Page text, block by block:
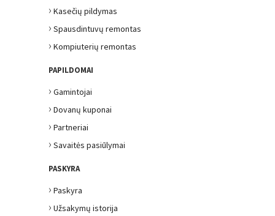
› Kasečių pildymas
› Spausdintuvų remontas
› Kompiuterių remontas
PAPILDOMAI
› Gamintojai
› Dovanų kuponai
› Partneriai
› Savaitės pasiūlymai
PASKYRA
› Paskyra
› Užsakymų istorija